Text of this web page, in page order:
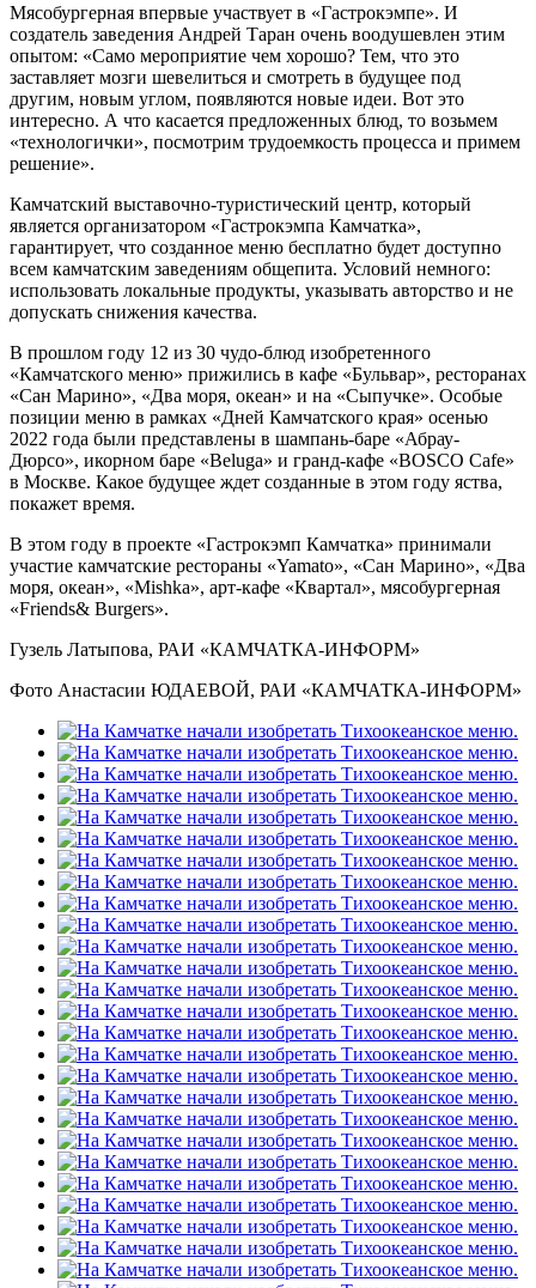
Мясобургерная впервые участвует в «Гастрокэмпе». И
создатель заведения Андрей Таран очень воодушевлен этим
опытом: «Само мероприятие чем хорошо? Тем, что это
заставляет мозги шевелиться и смотреть в будущее под
другим, новым углом, появляются новые идеи. Вот это
интересно. А что касается предложенных блюд, то возьмем
«технологички», посмотрим трудоемкость процесса и примем
решение».
Камчатский выставочно-туристический центр, который
является организатором «Гастрокэмпа Камчатка»,
гарантирует, что созданное меню бесплатно будет доступно
всем камчатским заведениям общепита. Условий немного:
использовать локальные продукты, указывать авторство и не
допускать снижения качества.
В прошлом году 12 из 30 чудо-блюд изобретенного
«Камчатского меню» прижились в кафе «Бульвар», ресторанах
«Сан Марино», «Два моря, океан» и на «Сыпучке». Особые
позиции меню в рамках «Дней Камчатского края» осенью
2022 года были представлены в шампань-баре «Абрау-
Дюрсо», икорном баре «Beluga» и гранд-кафе «BOSCO Cafe»
в Москве. Какое будущее ждет созданные в этом году яства,
покажет время.
В этом году в проекте «Гастрокэмп Камчатка» принимали
участие камчатские рестораны «Yamato», «Сан Марино», «Два
моря, океан», «Mishka», арт-кафе «Квартал», мясобургерная
«Friends& Burgers».
Гузель Латыпова, РАИ «КАМЧАТКА-ИНФОРМ»
Фото Анастасии ЮДАЕВОЙ, РАИ «КАМЧАТКА-ИНФОРМ»